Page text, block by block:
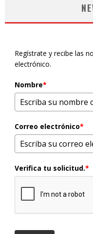
Regístrate y recibe las
electrónico.
Nombre*
Correo electrónico*
Verifica tu solicitud.*